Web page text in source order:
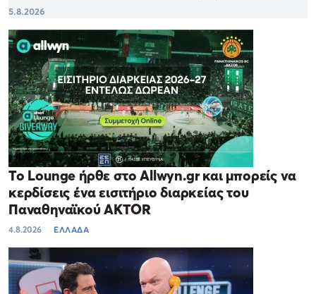
5.8.2026
Το Lounge ήρθε στο Allwyn.gr και μπορείς να
κερδίσεις ένα εισιτήριο διαρκείας του
Παναθηναϊκού AKTOR
4.8.2026 ΕΛΛΑΔΑ